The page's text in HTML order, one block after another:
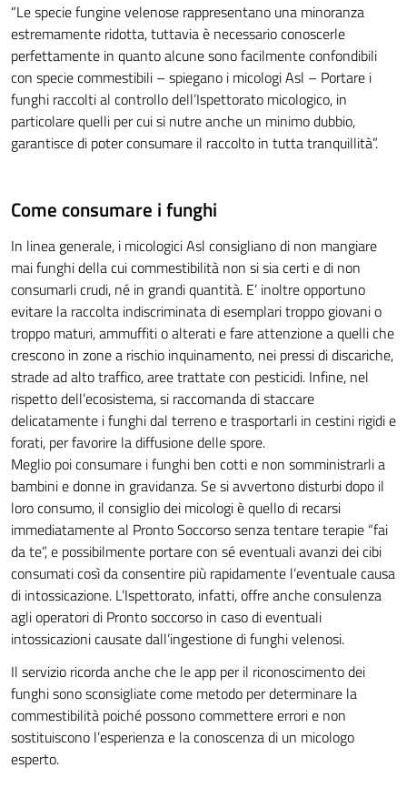
“Le specie fungine velenose rappresentano una minoranza
estremamente ridotta, tuttavia è necessario conoscerle
perfettamente in quanto alcune sono facilmente confondibili
con specie commestibili – spiegano i micologi Asl – Portare i
funghi raccolti al controllo dell’Ispettorato micologico, in
particolare quelli per cui si nutre anche un minimo dubbio,
garantisce di poter consumare il raccolto in tutta tranquillità”.
Come consumare i funghi
In linea generale, i micologici Asl consigliano di non mangiare
mai funghi della cui commestibilità non si sia certi e di non
consumarli crudi, né in grandi quantità. E’ inoltre opportuno
evitare la raccolta indiscriminata di esemplari troppo giovani o
troppo maturi, ammuffiti o alterati e fare attenzione a quelli che
crescono in zone a rischio inquinamento, nei pressi di discariche,
strade ad alto traffico, aree trattate con pesticidi. Infine, nel
rispetto dell’ecosistema, si raccomanda di staccare
delicatamente i funghi dal terreno e trasportarli in cestini rigidi e
forati, per favorire la diffusione delle spore.
Meglio poi consumare i funghi ben cotti e non somministrarli a
bambini e donne in gravidanza. Se si avvertono disturbi dopo il
loro consumo, il consiglio dei micologi è quello di recarsi
immediatamente al Pronto Soccorso senza tentare terapie “fai
da te”, e possibilmente portare con sé eventuali avanzi dei cibi
consumati così da consentire più rapidamente l’eventuale causa
di intossicazione. L’Ispettorato, infatti, offre anche consulenza
agli operatori di Pronto soccorso in caso di eventuali
intossicazioni causate dall’ingestione di funghi velenosi.
Il servizio ricorda anche che le app per il riconoscimento dei
funghi sono sconsigliate come metodo per determinare la
commestibilità poiché possono commettere errori e non
sostituiscono l’esperienza e la conoscenza di un micologo
esperto.